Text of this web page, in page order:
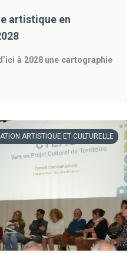
artistique en
à 2028 une cartographie
ARTISTIQUE ET CULTURELLE